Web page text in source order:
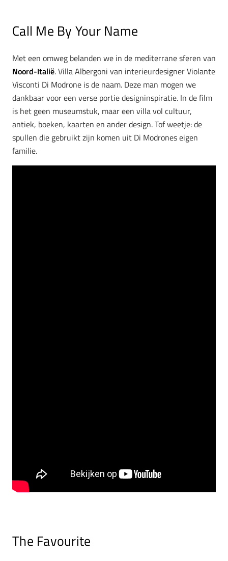
Call Me By Your Name
Met een omweg belanden we in de mediterrane sferen van
Noord-Italië. Villa Albergoni van interieurdesigner Violante
Visconti Di Modrone is de naam. Deze man mogen we
dankbaar voor een verse portie designinspiratie. In de film
is het geen museumstuk, maar een villa vol cultuur,
antiek, boeken, kaarten en ander design. Tof weetje: de
spullen die gebruikt zijn komen uit Di Modrones eigen
familie.
The Favourite